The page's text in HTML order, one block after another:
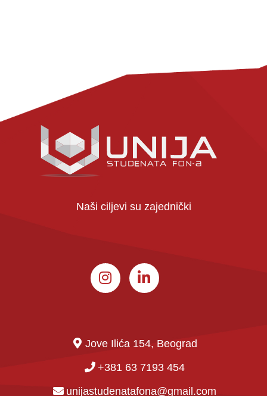
Naši ciljevi su zajednički
Jove Ilića 154, Beograd
+381 63 7193 454
unijastudenatafona@gmail.com